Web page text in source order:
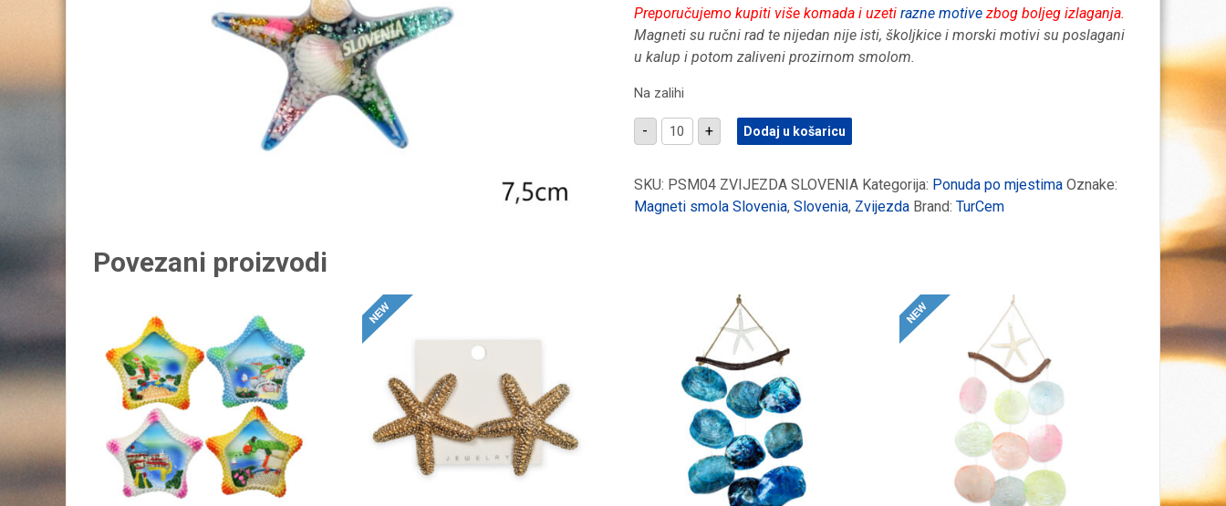
Preporučujemo kupiti više komada i uzeti razne motivezbog boljeg izlaganja.
Magneti su ručni rad te nijedan nije isti, školjkice i morski motivi su poslagani
u kalup i potom zaliveni prozirnom smolom.
Na zalihi
-
Magnet
zvijezda
i
morskim
motivima,
+ Dodaj u košaricu
SKU: PSM04 ZVIJEZDA SLOVENIA Kategorija: Ponuda po mjestima Oznake:
Magneti smola Slovenia, Slovenia, Zvijezda Brand: TurCem
Povezani proizvodi